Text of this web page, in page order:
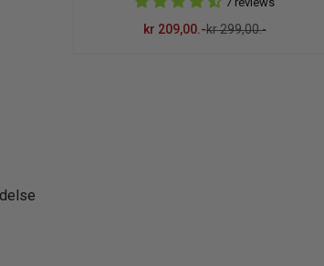
Salgspris
kr 209,00.-
Ordinær priskr 299,00.-